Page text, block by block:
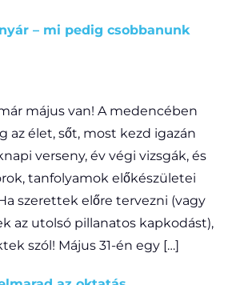
– mi pedig csobbanunk
május van! A medencében
az élet, sőt, most kezd igazán
verseny, év végi vizsgák, és
tanfolyamok előkészületei
szerettek előre tervezni (vagy
az utolsó pillanatos kapkodást),
szól! Május 31-én egy […]